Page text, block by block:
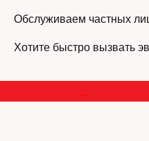
Обслуживаем частных
Хотите быстро вызвать
—